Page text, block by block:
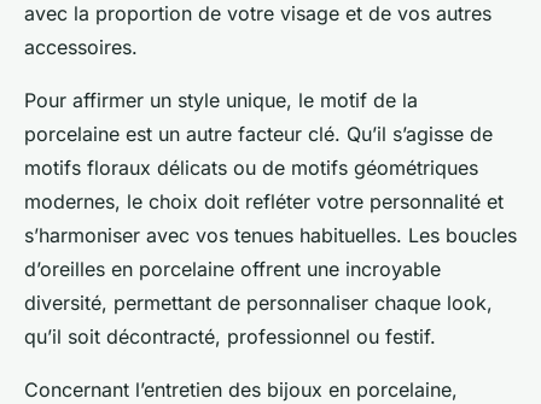
avec la proportion de votre visage et de vos autres
accessoires.
Pour affirmer un style unique, le motif de la
porcelaine est un autre facteur clé. Qu’il s’agisse de
motifs floraux délicats ou de motifs géométriques
modernes, le choix doit refléter votre personnalité et
s’harmoniser avec vos tenues habituelles. Les boucles
d’oreilles en porcelaine offrent une incroyable
diversité, permettant de personnaliser chaque look,
qu’il soit décontracté, professionnel ou festif.
Concernant l’entretien des bijoux en porcelaine,